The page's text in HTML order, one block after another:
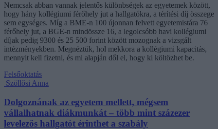
Nemcsak abban vannak jelentős különbségek az egyetemek között,
hogy hány kollégiumi férőhely jut a hallgatókra, a térítési díj összege
sem egységes. Míg a BME-n 100 újonnan felvett egyetemistára 76
férőhely jut, a BGE-n mindössze 16, a legolcsóbb havi kollégiumi
díjak pedig 9300 és 25 500 forint között mozognak a vizsgált
intézményekben. Megnéztük, hol mekkora a kollégiumi kapacitás,
mennyit kell fizetni, és mi alapján dől el, hogy ki költözhet be.
Felsőoktatás
Szöllősi Anna
Dolgoznának az egyetem mellett, mégsem
vállalhatnak diákmunkát – több mint százezer
levelezős hallgatót érinthet a szabály